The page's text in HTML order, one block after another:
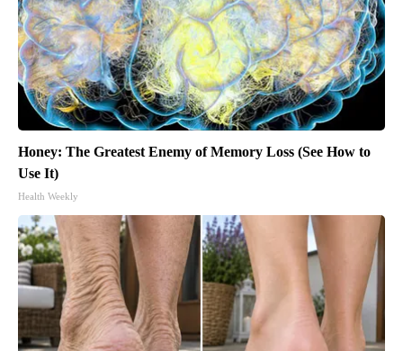
Honey: The Greatest Enemy of Memory Loss (See How to
Use It)
Health Weekly